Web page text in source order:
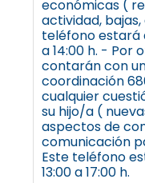
económicas (
actividad, bajas,
teléfono estará
a 14:00 h. - Por
contarán con
coordinación
cualquier
su hijo/a (
aspectos de
comunicación
Este teléfono
13:00 a 17:00 h.